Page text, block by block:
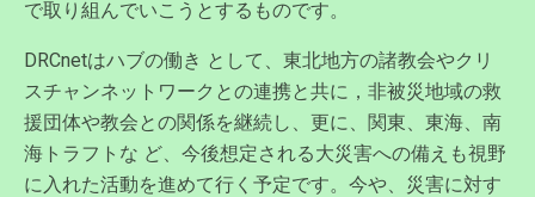
で取り組んでいこうとするものです。
DRCnetはハブの働き として、東北地方の諸教会やクリ
スチャンネットワークとの連携と共に，非被災地域の救
援団体や教会との関係を継続し、更に、関東、東海、南
海トラフトな ど、今後想定される大災害への備えも視野
に入れた活動を進めて行く予定です。今や、災害に対す